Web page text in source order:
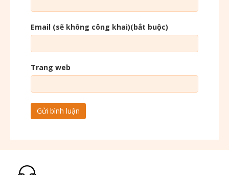
Email (sẽ không công khai)(bắt buộc)
Trang web